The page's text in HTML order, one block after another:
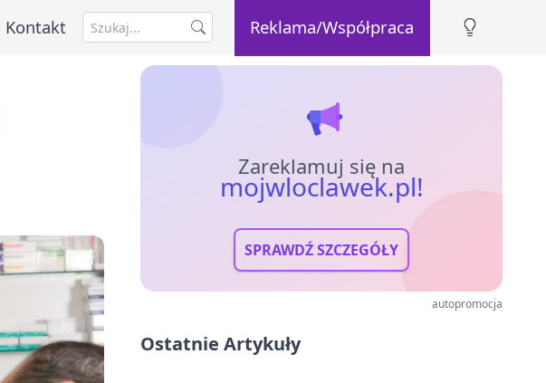
Kontakt Reklama/Współpraca
Zareklamuj się na
mojwloclawek.pl!
SPRAWDŹ SZCZEGÓŁY
autopromocja
Ostatnie Artykuły